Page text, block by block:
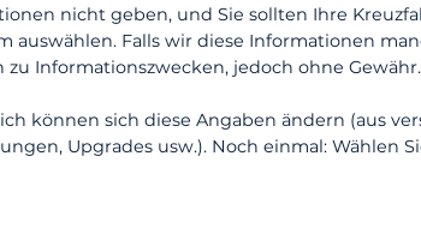
nicht geben, und Sie sollten Ihre
auswählen. Falls wir diese Informationen
zu Informationszwecken, jedoch ohne Gewähr.
können sich diese Angaben ändern (aus
Upgrades usw.). Noch einmal: Wählen